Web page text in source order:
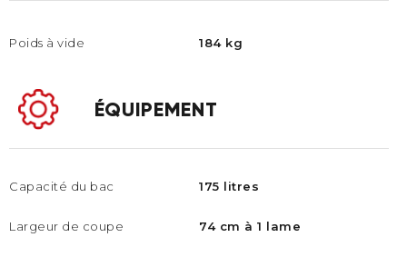
Poids à vide 184 kg
ÉQUIPEMENT
Capacité du bac
Largeur de coupe
175 litres
74 cm à 1 lame